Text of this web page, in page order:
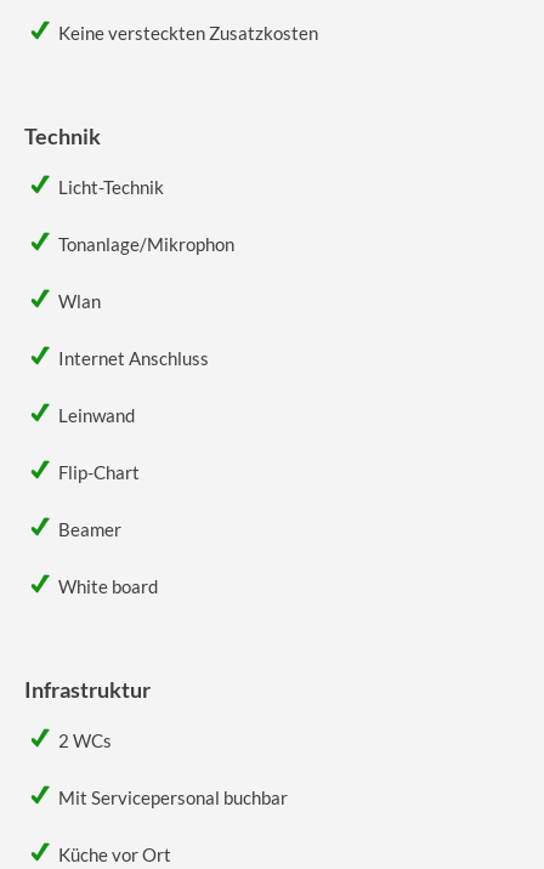
Keine versteckten Zusatzkosten
Technik
Licht-Technik
Tonanlage/Mikrophon
Wlan
Internet Anschluss
Leinwand
Flip-Chart
Beamer
White board
Infrastruktur
2 WCs
Mit Servicepersonal buchbar
Küche vor Ort